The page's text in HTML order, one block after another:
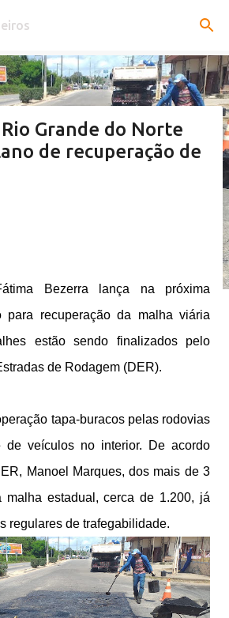
o conteúdo principal
Grande do Norte
de recuperação de
Bezerra lança na próxima
para recuperação da malha viária
estão sendo finalizados pelo
de Rodagem (DER).
tapa-buracos pelas rodovias
de veículos no interior. De acordo
Manoel Marques, dos mais de 3
malha estadual, cerca de 1.200, já
regulares de trafegabilidade.